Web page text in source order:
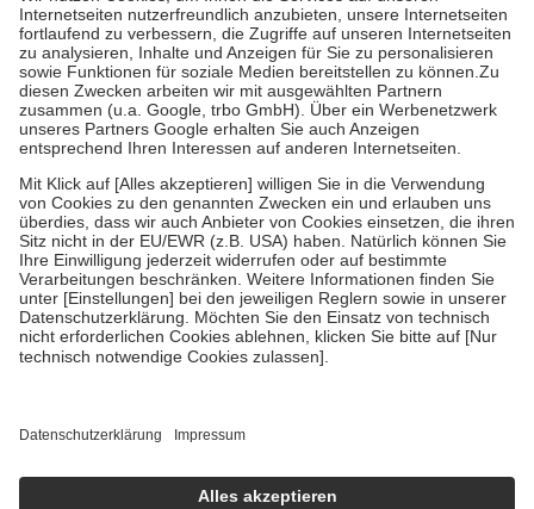
Kosten der Leistung zu entrichten.
Diese Regeln gelten grundsätzlich auch für Online-Apotheken.
Bei Heilmitteln und häuslicher Krankenpflege beträgt die
Zuzahlung zehn Prozent der Kosten sowie zehn Euro je
Verordnung.
Um das Engagement der Versicherten für ihre eigene Gesundheit zu
stärken und die besondere Stellung der Familie zu unterstützen,
fallenkeine Zuzahlungenan bei:
• Kindern und Jugendlichen bis zum vollendeten 18. Lebensjahr
mit Ausnahme der Fahrkosten
• Untersuchungen zur Vorsorge und Früherkennung, die von der
GKV getragen werden
• empfohlenen Schutzimpfungen
• Harn- und Blutteststreifen
getroffen, um sicherzustellen, dass es sich um echte Bewertungen
https://help.etrusted.com/hc/de/articles/4419944605341